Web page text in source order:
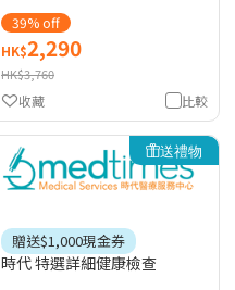
39% off
HK$2,290
HK$3,760
比較
收藏
送禮物
贈送$1,000現金券
時代 特選詳細健康檢查